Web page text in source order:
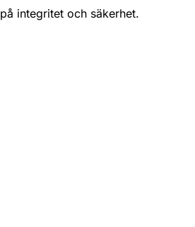
integritet och säkerhet.